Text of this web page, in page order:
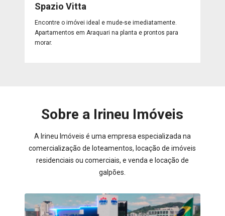
Spazio Vitta
Encontre o imóvei ideal e mude-se imediatamente.
Apartamentos em Araquari na planta e prontos para
morar.
Sobre a Irineu Imóveis
A Irineu Imóveis é uma empresa especializada na
comercialização de loteamentos, locação de imóveis
residenciais ou comerciais, e venda e locação de
galpões.